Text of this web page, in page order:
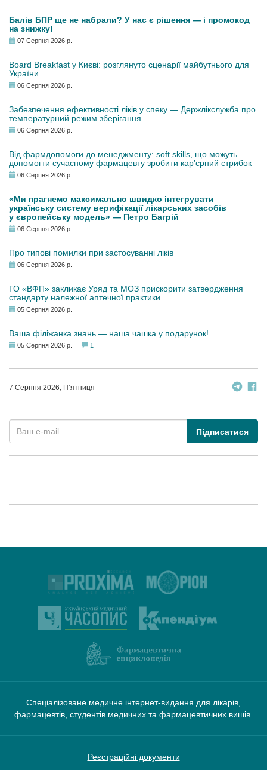
Балів БПР ще не набрали? У нас є рішення — і промокод
на знижку!
07 Серпня 2026 р.
Board Breakfast у Києві: розглянуто сценарії майбутнього для
України
06 Серпня 2026 р.
Забезпечення ефективності ліків у спеку — Держлікслужба про
температурний режим зберігання
06 Серпня 2026 р.
Від фармдопомоги до менеджменту: soft skills, що можуть
допомогти сучасному фармацевту зробити кар’єрний стрибок
06 Серпня 2026 р.
«Ми прагнемо максимально швидко інтегрувати
українську систему верифікації лікарських засобів
у європейську модель» — Петро Багрій
06 Серпня 2026 р.
Про типові помилки при застосуванні ліків
06 Серпня 2026 р.
ГО «ВФП» закликає Уряд та МОЗ прискорити затвердження
стандарту належної аптечної практики
05 Серпня 2026 р.
Ваша філіжанка знань — наша чашка у подарунок!
05 Серпня 2026 р. 1
7 Серпня 2026, П’ятниця
Підписатися
Спеціалізоване медичне інтернет-видання для лікарів,
фармацевтів, студентів медичних та фармацевтичних вишів.
Реєстраційні документи